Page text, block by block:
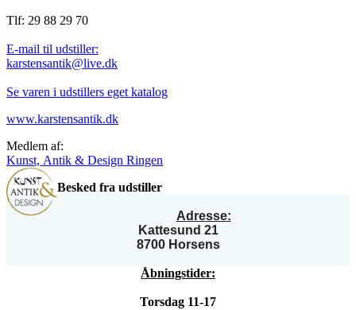
Tlf: 29 88 29 70
E-mail til udstiller:
karstensantik@live.dk
Se varen i udstillers eget katalog
www.karstensantik.dk
Medlem af:
Kunst, Antik & Design Ringen
Besked fra udstiller
Adresse:
Kattesund 21
8700 Horsens
Åbningstider:
Torsdag 11-17